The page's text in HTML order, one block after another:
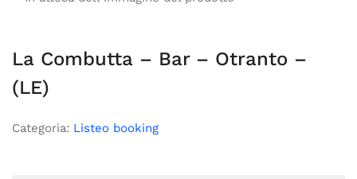
La Combutta – Bar – Otranto –
(LE)
Categoria: Listeo booking